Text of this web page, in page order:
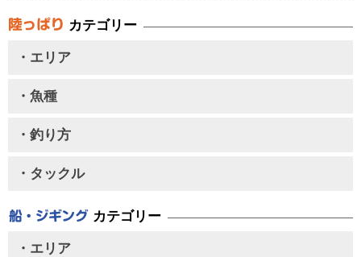
カテゴリー
・エリア
・魚種
・釣り方
・タックル
カテゴリー
・エリア